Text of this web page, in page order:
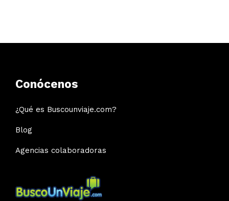
Conócenos
¿Qué es Buscounviaje.com?
Blog
Agencias colaboradoras